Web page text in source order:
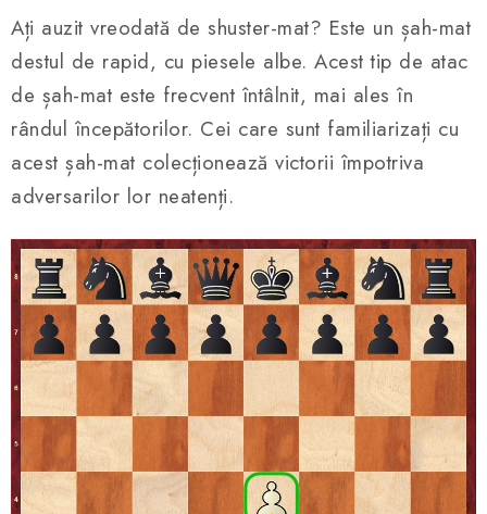
Ați auzit vreodată de shuster-mat? Este un șah-mat
destul de rapid, cu piesele albe. Acest tip de atac
de șah-mat este frecvent întâlnit, mai ales în
rândul începătorilor. Cei care sunt familiarizați cu
acest șah-mat colecționează victorii împotriva
adversarilor lor neatenți.